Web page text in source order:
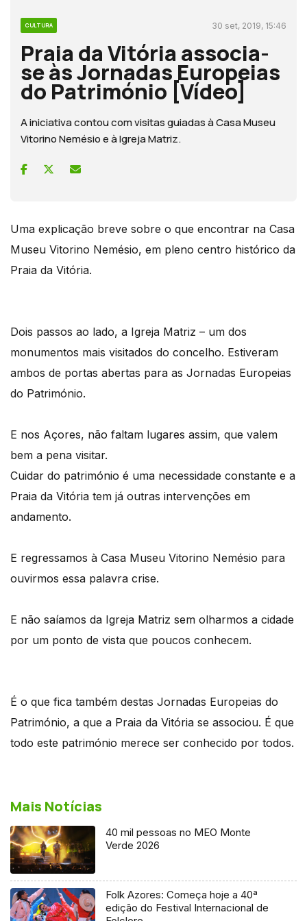
CULTURA 30 set, 2019, 15:46
Praia da Vitória associa-
se às Jornadas Europeias
do Património [Vídeo]
A iniciativa contou com visitas guiadas à Casa Museu
Vitorino Nemésio e à Igreja Matriz.
Uma explicação breve sobre o que encontrar na Casa
Museu Vitorino Nemésio, em pleno centro histórico da
Praia da Vitória.
Dois passos ao lado, a Igreja Matriz – um dos
monumentos mais visitados do concelho. Estiveram
ambos de portas abertas para as Jornadas Europeias
do Património.
E nos Açores, não faltam lugares assim, que valem
bem a pena visitar.
Cuidar do património é uma necessidade constante e a
Praia da Vitória tem já outras intervenções em
andamento.
E regressamos à Casa Museu Vitorino Nemésio para
ouvirmos essa palavra crise.
E não saíamos da Igreja Matriz sem olharmos a cidade
por um ponto de vista que poucos conhecem.
É o que fica também destas Jornadas Europeias do
Património, a que a Praia da Vitória se associou. É que
todo este património merece ser conhecido por todos.
Mais Notícias
40 mil pessoas no MEO Monte
Verde 2026
Folk Azores: Começa hoje a 40ª
edição do Festival Internacional de